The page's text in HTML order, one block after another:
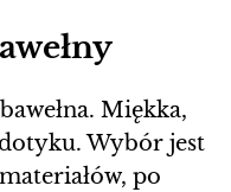
Miękka,
Wybór jest
po